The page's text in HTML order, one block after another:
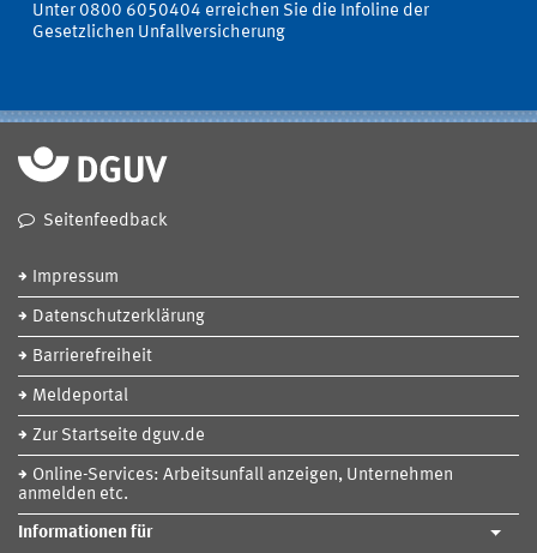
Unter 0800 6050404 erreichen Sie die Infoline der
Gesetzlichen Unfallversicherung
Seitenfeedback
Impressum
Datenschutzerklärung
Barrierefreiheit
Meldeportal
Zur Startseite dguv.de
Online-Services: Arbeitsunfall anzeigen, Unternehmen
anmelden etc.
Informationen für